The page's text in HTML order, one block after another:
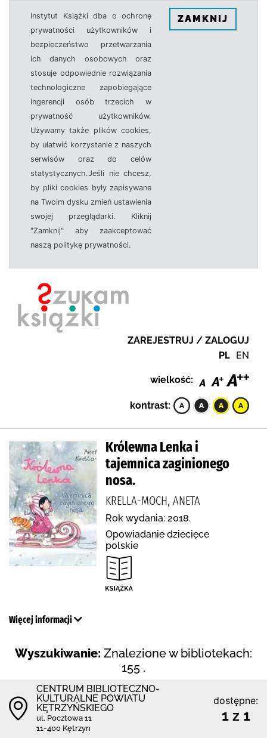
Instytut Książki dba o ochronę
prywatności użytkowników i
bezpieczeństwo przetwarzania
ich danych osobowych oraz
stosuje odpowiednie rozwiązania
technologiczne zapobiegające
ingerencji osób trzecich w
prywatność użytkowników.
Używamy także plików cookies,
by ułatwić korzystanie z naszych
serwisów oraz do celów
statystycznych.Jeśli nie chcesz,
by pliki cookies były zapisywane
na Twoim dysku zmień ustawienia
swojej przeglądarki. Kliknij
"Zamknij" aby zaakceptować
naszą politykę prywatności.
ZAMKNIJ
ZAREJESTRUJ / ZALOGUJ
PL EN
wielkość:
kontrast:
Królewna Lenka i
tajemnica zaginionego
nosa.
KRELLA-MOCH, ANETA
Rok wydania: 2018.
Opowiadanie dziecięce
polskie
Więcej informacji
Wyszukiwanie: Znalezione w bibliotekach:
155 .
CENTRUM BIBLIOTECZNO-
KULTURALNE POWIATU
KĘTRZYŃSKIEGO
ul. Pocztowa 11
11-400 Kętrzyn
dostępne:
1 z 1